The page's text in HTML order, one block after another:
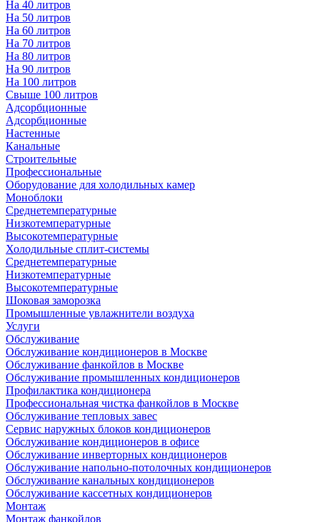
На 40 литров
На 50 литров
На 60 литров
На 70 литров
На 80 литров
На 90 литров
На 100 литров
Свыше 100 литров
Адсорбционные
Адсорбционные
Настенные
Канальные
Строительные
Профессиональные
Оборудование для холодильных камер
Моноблоки
Среднетемпературные
Низкотемпературные
Высокотемпературные
Холодильные сплит-системы
Среднетемпературные
Низкотемпературные
Высокотемпературные
Шоковая заморозка
Промышленные увлажнители воздуха
Услуги
Обслуживание
Обслуживание кондиционеров в Москве
Обслуживание фанкойлов в Москве
Обслуживание промышленных кондиционеров
Профилактика кондиционера
Профессиональная чистка фанкойлов в Москве
Обслуживание тепловых завес
Сервис наружных блоков кондиционеров
Обслуживание кондиционеров в офисе
Обслуживание инверторных кондиционеров
Обслуживание напольно-потолочных кондиционеров
Обслуживание канальных кондиционеров
Обслуживание кассетных кондиционеров
Монтаж
Монтаж фанкойлов